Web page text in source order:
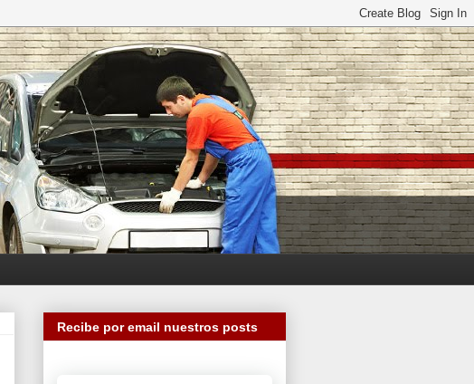
Recibe por email nuestros posts